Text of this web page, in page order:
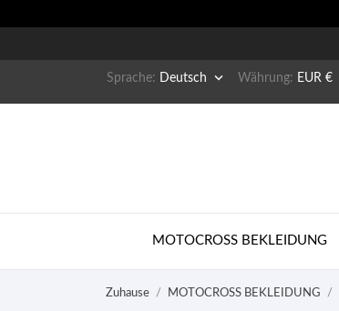
Sprache: Deutsch  Währung: EUR €
MOTOCROSS BEKLEIDUNG
Zuhause MOTOCROSS BEKLEIDUNG